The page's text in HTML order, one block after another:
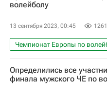
волейболу
13 сентября 2023, 00:45 1261
Чемпионат Европы по
Волейбол
Международная федерация
Определились все
финала мужского ЧЕ по